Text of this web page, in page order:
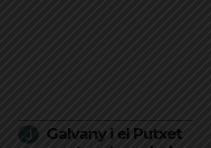
Galvany i el Putxet